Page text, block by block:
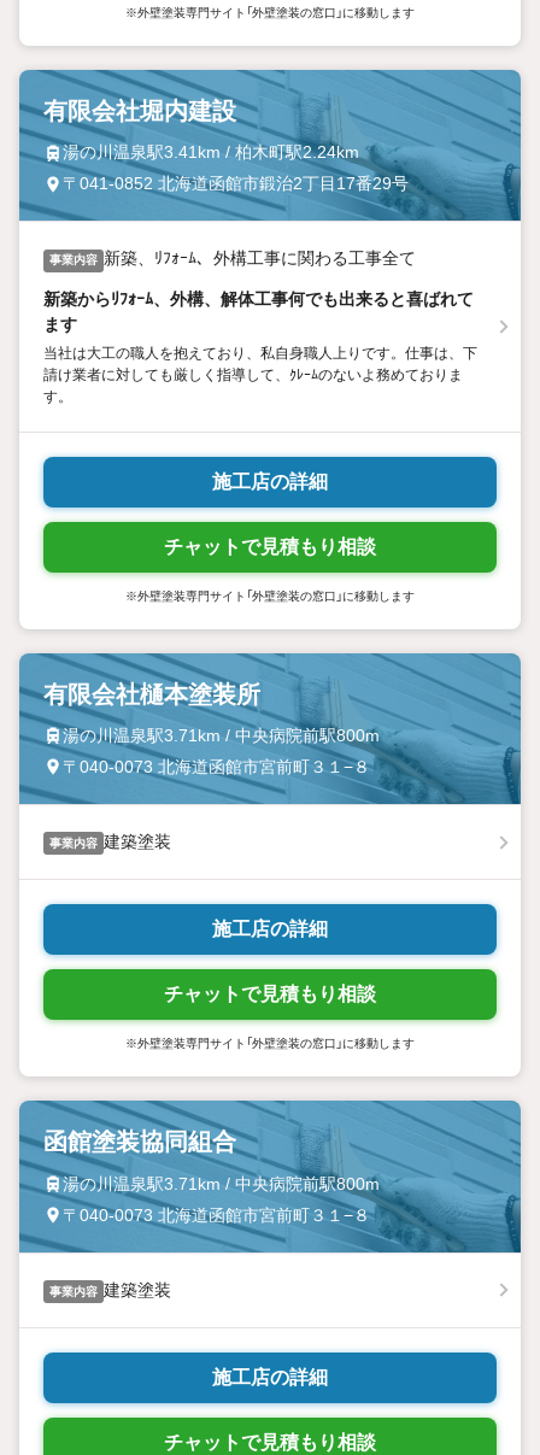
※外壁塗装専門サイト「外壁塗装の窓口」に移動します
有限会社堀内建設
湯の川温泉駅3.41km / 柏木町駅2.24km
〒041-0852 北海道函館市鍛治2丁目17番29号
事業内容 新築、ﾘﾌｫｰﾑ、外構工事に関わる工事全て
新築からﾘﾌｫｰﾑ、外構、解体工事何でも出来ると喜ばれて
ます
当社は大工の職人を抱えており、私自身職人上りです。仕事は、下
請け業者に対しても厳しく指導して、ｸﾚｰﾑのないよ務めておりま
す。
施工店の詳細
チャットで見積もり相談
※外壁塗装専門サイト「外壁塗装の窓口」に移動します
有限会社樋本塗装所
湯の川温泉駅3.71km / 中央病院前駅800m
〒040-0073 北海道函館市宮前町３１−８
事業内容 建築塗装
施工店の詳細
チャットで見積もり相談
※外壁塗装専門サイト「外壁塗装の窓口」に移動します
函館塗装協同組合
湯の川温泉駅3.71km / 中央病院前駅800m
〒040-0073 北海道函館市宮前町３１−８
事業内容 建築塗装
施工店の詳細
チャットで見積もり相談